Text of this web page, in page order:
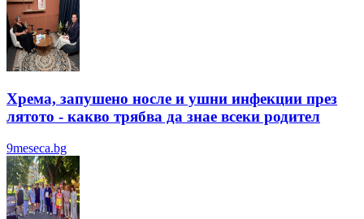
Хрема, запушено носле и ушни инфекции през
лятотo - какво трябва да знае всеки родител
9meseca.bg